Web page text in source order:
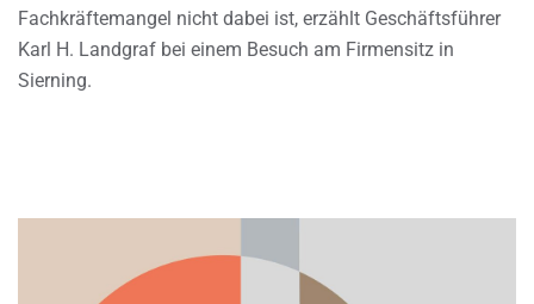
Fachkräftemangel nicht dabei ist, erzählt Geschäftsführer
Karl H. Landgraf bei einem Besuch am Firmensitz in
Sierning.